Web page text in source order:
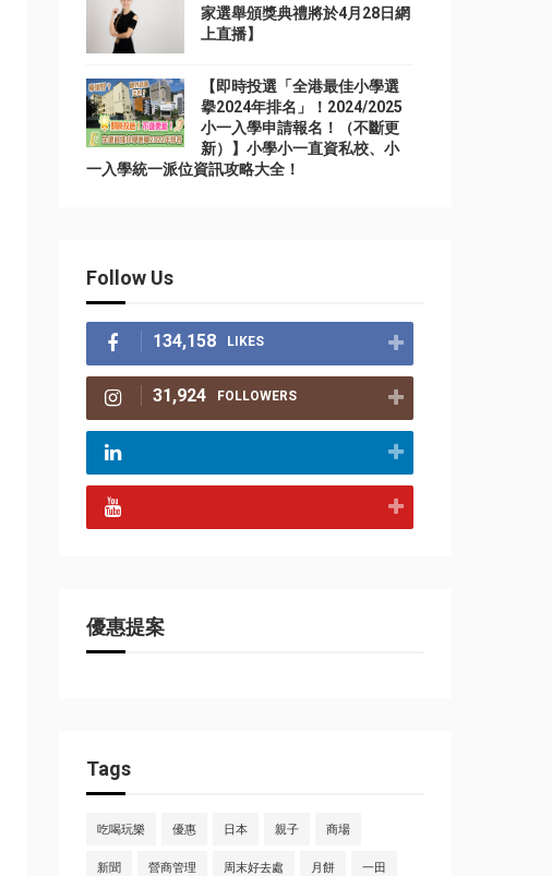
家選舉頒獎典禮將於4月28日網
上直播】
【即時投選「全港最佳小學選
擧2024年排名」！2024/2025
小一入學申請報名！（不斷更
新）】小學小一直資私校、小
一入學統一派位資訊攻略大全！
Follow Us
134,158 LIKES
31,924 FOLLOWERS
優惠提案
Tags
吃喝玩樂 優惠 日本 親子 商場
新聞 營商管理 周末好去處 月餅 一田